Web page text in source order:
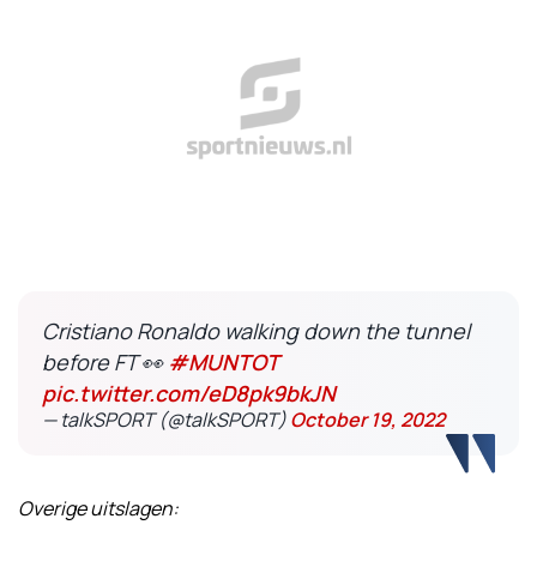
Cristiano Ronaldo walking down the tunnel
before FT 👀 #MUNTOT
pic.twitter.com/eD8pk9bkJN
— talkSPORT (@talkSPORT)October 19, 2022
Overige uitslagen: